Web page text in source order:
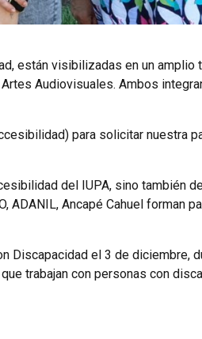
están visibilizadas en un amplio
Audiovisuales. Ambos
para solicitar nuestra
del IUPA, sino también
ADANIL, Ancapé Cahuel forman
Discapacidad el 3 de diciembre,
trabajan con personas con